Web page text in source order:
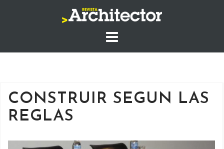
CONSTRUIR SEGUN LAS
REGLAS